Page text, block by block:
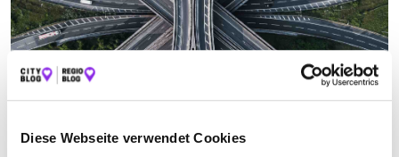
Diese Webseite verwendet Cookies